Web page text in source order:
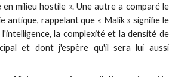
milieu hostile ». Une autre a comparé le
antique, rappelant que « Malik » signifie le
la complexité et la densité de
et dont j'espère qu'il sera lui aussi